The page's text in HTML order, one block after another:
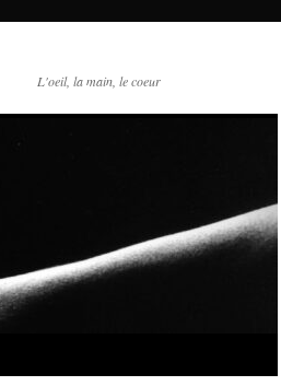
L'oeil, la main, le coeur